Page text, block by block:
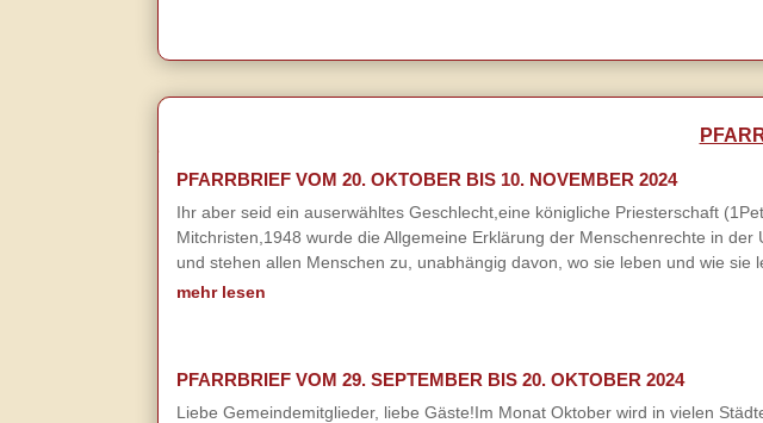
PFARRBRIEF VOM 20. OKTOBER BIS 10. NOVEMBER 2024
Ihr aber seid ein auserwähltes Geschlecht,eine königliche Priesterschaft
Mitchristen,1948 wurde die Allgemeine Erklärung der Menschenrechte in
und stehen allen Menschen zu, unabhängig davon, wo sie leben und wie
mehr lesen
PFARRBRIEF VOM 29. SEPTEMBER BIS 20. OKTOBER 2024
Liebe Gemeindemitglieder, liebe Gäste!Im Monat Oktober wird in vielen